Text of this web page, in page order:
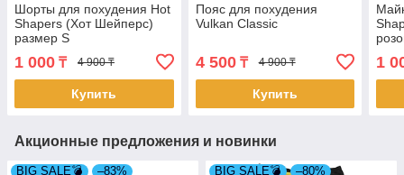
Шорты для похудения Hot
Shapers (Хот Шейперс)
размер S
1 000 ₸ 4 900 ₸
Купить
Пояс для похудения
Vulkan Classic
4 500₸ 4 900 ₸
Купить
1
Акционные предложения и новинки
BIG SALE💣 –83% BIG SALE💣 –80%